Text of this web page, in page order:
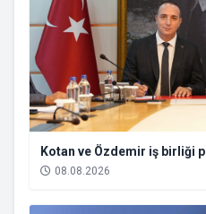
Kotan ve Özdemir iş birliği
08.08.2026